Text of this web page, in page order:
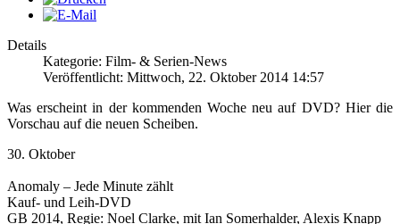
Details
Kategorie: Film- & Serien-News
Veröffentlicht: Mittwoch, 22. Oktober 2014 14:57
Was erscheint in der kommenden Woche neu auf DVD? Hier die
Vorschau auf die neuen Scheiben.
30. Oktober
Anomaly – Jede Minute zählt
Kauf- und Leih-DVD
GB 2014, Regie: Noel Clarke, mit Ian Somerhalder, Alexis Knapp